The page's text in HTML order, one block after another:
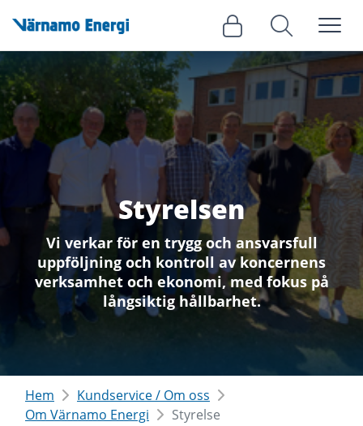
Styrelsen
Vi verkar för en trygg och ansvarsfull
uppföljning och kontroll av koncernens
verksamhet och ekonomi, med fokus på
långsiktig hållbarhet.
Hem
Kundservice / Om oss
Om Värnamo Energi
Styrelse